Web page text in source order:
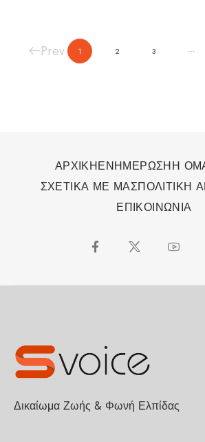
Prev 1 2 3 …
ΑΡΧΙΚΗΕΝΗΜΕΡΩΣΗΗ
ΣΧΕΤΙΚΑ ΜΕ ΜΑΣΠΟΛΙΤΙΚΗ
ΕΠΙΚΟΙΝΩΝΙΑ
Δικαίωμα Ζωής & Φωνή Ελπίδας